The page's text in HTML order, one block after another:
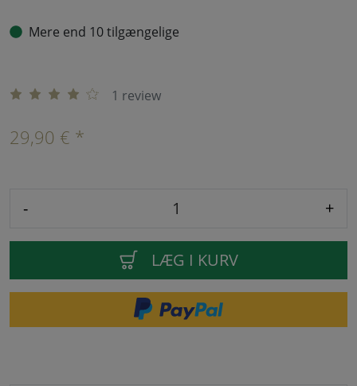
Mere end 10 tilgængelige
1 review
29,90 € *
- +
LÆG I KURV